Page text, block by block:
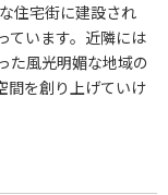
住宅街に建設され
ています。近隣には
た風光明媚な地域の
間を創り上げていけ